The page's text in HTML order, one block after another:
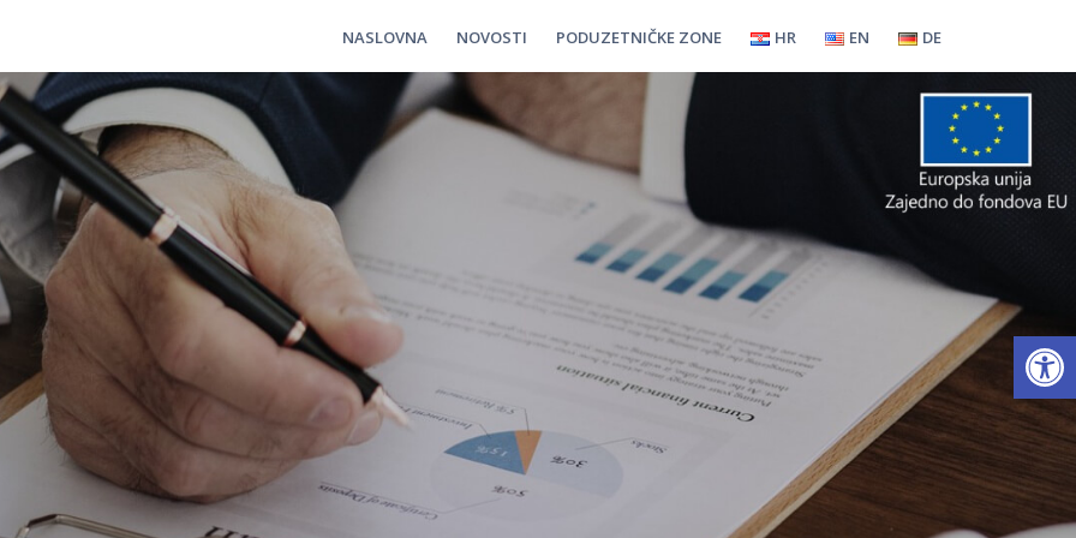
Open toolbar
NASLOVNA NOVOSTI PODUZETNIČKE ZONE HR EN DE